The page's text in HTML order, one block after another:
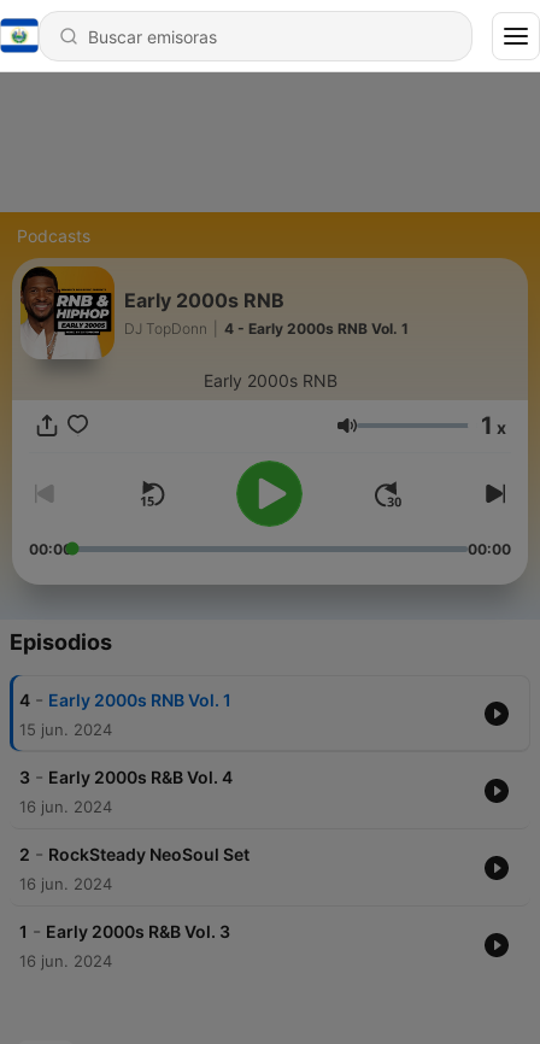
Podcasts
Early 2000s RNB
DJ TopDonn 4 - Early 2000s RNB Vol. 1
Early 2000s RNB
Volumen 1 x
00:00 00:00
Episodios
4 - Early 2000s RNB Vol. 1
15 jun. 2024
3 - Early 2000s R&B Vol. 4
16 jun. 2024
2 - RockSteady NeoSoul Set
16 jun. 2024
1 - Early 2000s R&B Vol. 3
16 jun. 2024